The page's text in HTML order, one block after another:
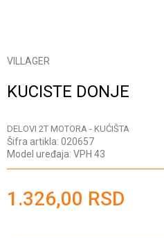
VILLAGER
KUCISTE DONJE
DELOVI 2T MOTORA - KUĆIŠTA
Šifra artikla: 020657
Model uređaja: VPH 43
1.326,00 RSD